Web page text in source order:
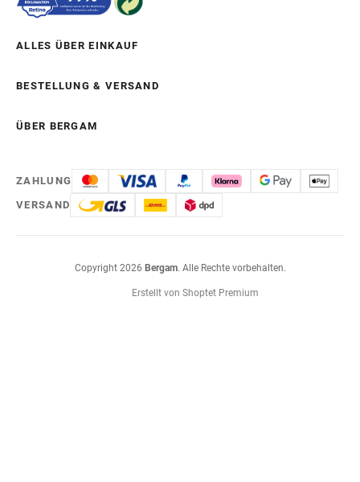
ALLES ÜBER EINKAUF
BESTELLUNG & VERSAND
ÜBER BERGAM
ZAHLUNG
VERSAND
Erstellt von Shoptet Premium
Copyright 2026 Bergam. Alle Rechte vorbehalten.